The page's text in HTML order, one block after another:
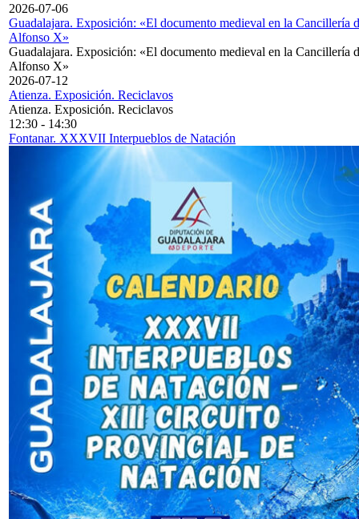
2026-07-06
Guadalajara. Exposición: «El documento medieval en la Cancillería
Alfonso X»
Guadalajara. Exposición: «El documento medieval en la Cancillería
Alfonso X»
2026-07-12
Atienza. Exposición. Reciclavos
Atienza. Exposición. Reciclavos
12:30 - 14:30
Fontanar. XXXVII Interpueblos de Natación